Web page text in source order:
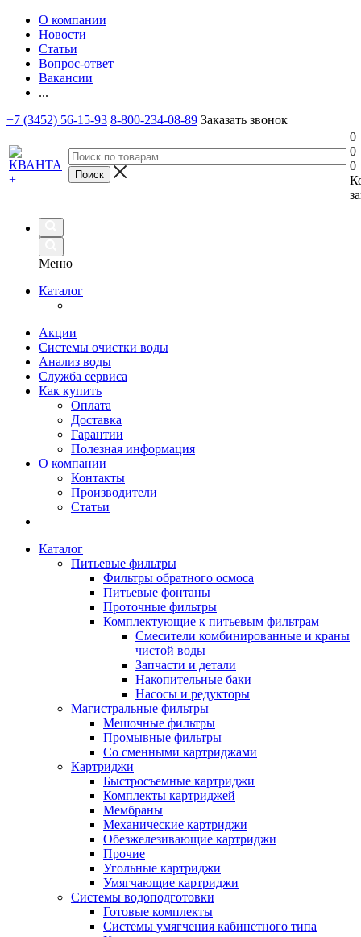
О компании
Новости
Статьи
Вопрос-ответ
Вакансии
...
+7 (3452) 56-15-93 8-800-234-08-89 Заказать звонок
0
0
0
Меню
Каталог
Акции
Системы очистки воды
Анализ воды
Служба сервиса
Как купить
Оплата
Доставка
Гарантии
Полезная информация
О компании
Контакты
Производители
Статьи
Каталог
Питьевые фильтры
Фильтры обратного осмоса
Питьевые фонтаны
Проточные фильтры
Комплектующие к питьевым фильтрам
Смесители комбинированные и краны
чистой воды
Запчасти и детали
Накопительные баки
Насосы и редукторы
Магистральные фильтры
Мешочные фильтры
Промывные фильтры
Со сменными картриджами
Картриджи
Быстросъемные картриджи
Комплекты картриджей
Мембраны
Механические картриджи
Обезжелезивающие картриджи
Прочие
Угольные картриджи
Умягчающие картриджи
Системы водоподготовки
Готовые комплекты
Системы умягчения кабинетного типа